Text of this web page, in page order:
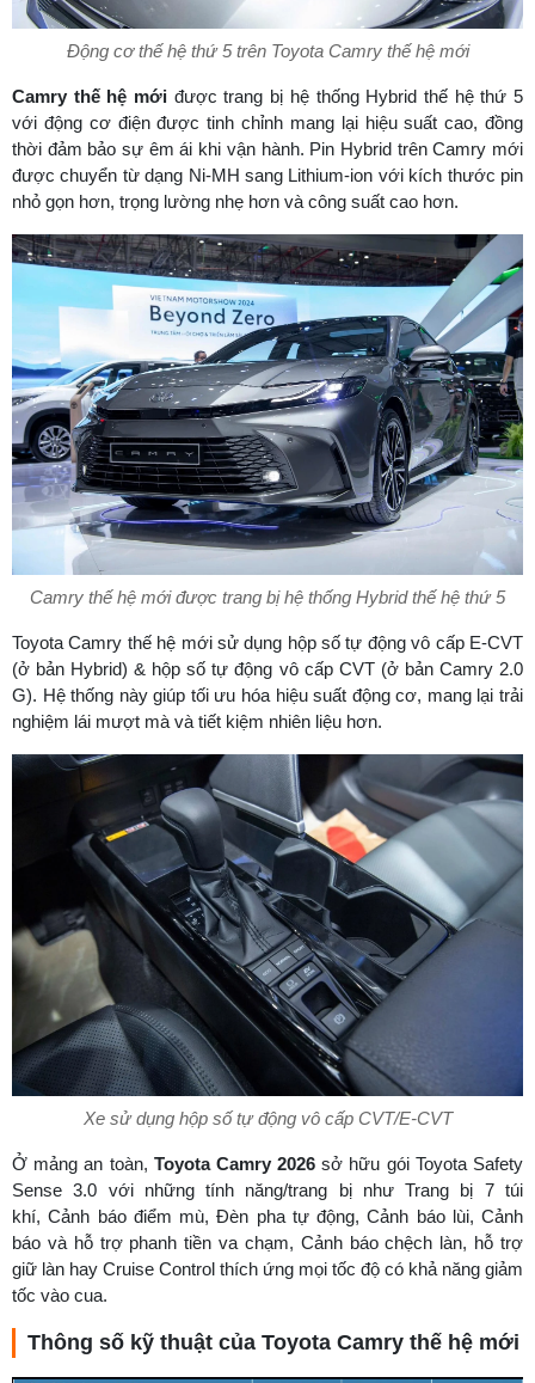
Động cơ thế hệ thứ 5 trên Toyota Camry thế hệ mới
Camry thế hệ mới được trang bị hệ thống Hybrid thế hệ thứ 5
với động cơ điện được tinh chỉnh mang lại hiệu suất cao, đồng
thời đảm bảo sự êm ái khi vận hành. Pin Hybrid trên Camry mới
được chuyển từ dạng Ni-MH sang Lithium-ion với kích thước pin
nhỏ gọn hơn, trọng lường nhẹ hơn và công suất cao hơn.
Camry thế hệ mới được trang bị hệ thống Hybrid thế hệ thứ 5
Toyota Camry thế hệ mới sử dụng hộp số tự động vô cấp E-CVT
(ở bản Hybrid) & hộp số tự động vô cấp CVT (ở bản Camry 2.0
G). Hệ thống này giúp tối ưu hóa hiệu suất động cơ, mang lại trải
nghiệm lái mượt mà và tiết kiệm nhiên liệu hơn.
Xe sử dụng hộp số tự động vô cấp CVT/E-CVT
Ở mảng an toàn, Toyota Camry 2026 sở hữu gói Toyota Safety
Sense 3.0 với những tính năng/trang bị như Trang bị 7 túi
khí, Cảnh báo điểm mù, Đèn pha tự động, Cảnh báo lùi, Cảnh
báo và hỗ trợ phanh tiền va chạm, Cảnh báo chệch làn, hỗ trợ
giữ làn hay Cruise Control thích ứng mọi tốc độ có khả năng giảm
tốc vào cua.
Thông số kỹ thuật của Toyota Camry thế hệ mới